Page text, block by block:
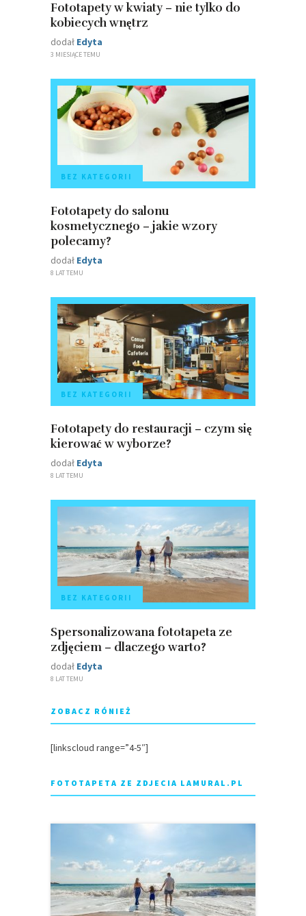
Fototapety w kwiaty – nie tylko do
kobiecych wnętrz
dodał Edyta
3 MIESIĄCE TEMU
BEZ KATEGORII
Fototapety do salonu
kosmetycznego – jakie wzory
polecamy?
dodał Edyta
8 LAT TEMU
BEZ KATEGORII
Fototapety do restauracji – czym się
kierować w wyborze?
dodał Edyta
8 LAT TEMU
BEZ KATEGORII
Spersonalizowana fototapeta ze
zdjęciem – dlaczego warto?
dodał Edyta
8 LAT TEMU
ZOBACZ RÓNIEŻ
[linkscloud range=”4-5″]
FOTOTAPETA ZE ZDJECIA LAMURAL.PL